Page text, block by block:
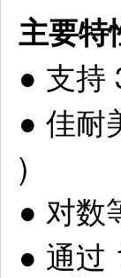
主要特
● 支持
● 佳耐
)
● 对数
● 通过